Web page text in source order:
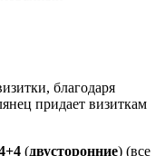
благодаря
придает визиткам
(двусторонние) (все